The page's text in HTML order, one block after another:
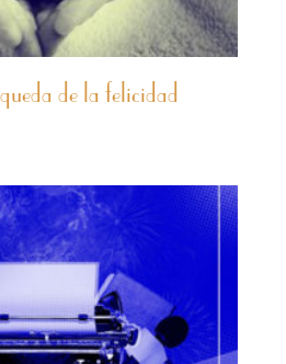
de la felicidad